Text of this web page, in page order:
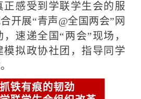
正感受到学联学生会的服
开展“青声@全国两会”网
速递全国“两会”现场，
模拟政协社团，指导同学
铁有痕的韧劲